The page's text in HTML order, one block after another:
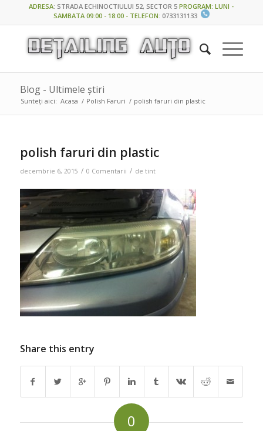
ADRESA:STRADA ECHINOCTIULUI 52, SECTOR 5 PROGRAM: LUNI -
SAMBATA 09:00 - 18:00 - TELEFON: 0733131133
Blog - Ultimele știri
Sunteți aici: Acasa / Polish Faruri / polish faruri din plastic
polish faruri din plastic
decembrie 6, 2015 / 0 Comentarii / de tint
Share this entry
0